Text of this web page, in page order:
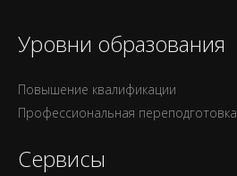
Уровни образования
Повышение квалификации
Профессиональная переподготовка
Сервисы